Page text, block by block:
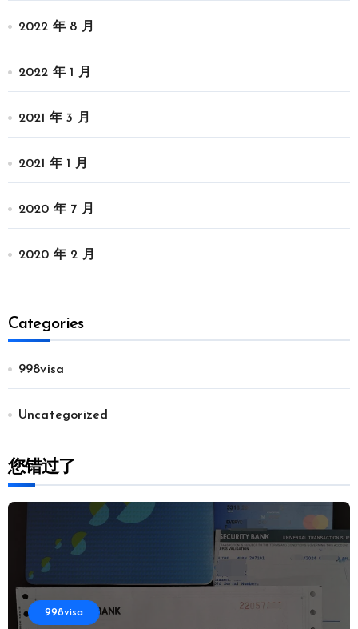
2022 年 8 月
2022 年 1 月
2021 年 3 月
2021 年 1 月
2020 年 7 月
2020 年 2 月
Categories
998visa
Uncategorized
您错过了
998visa